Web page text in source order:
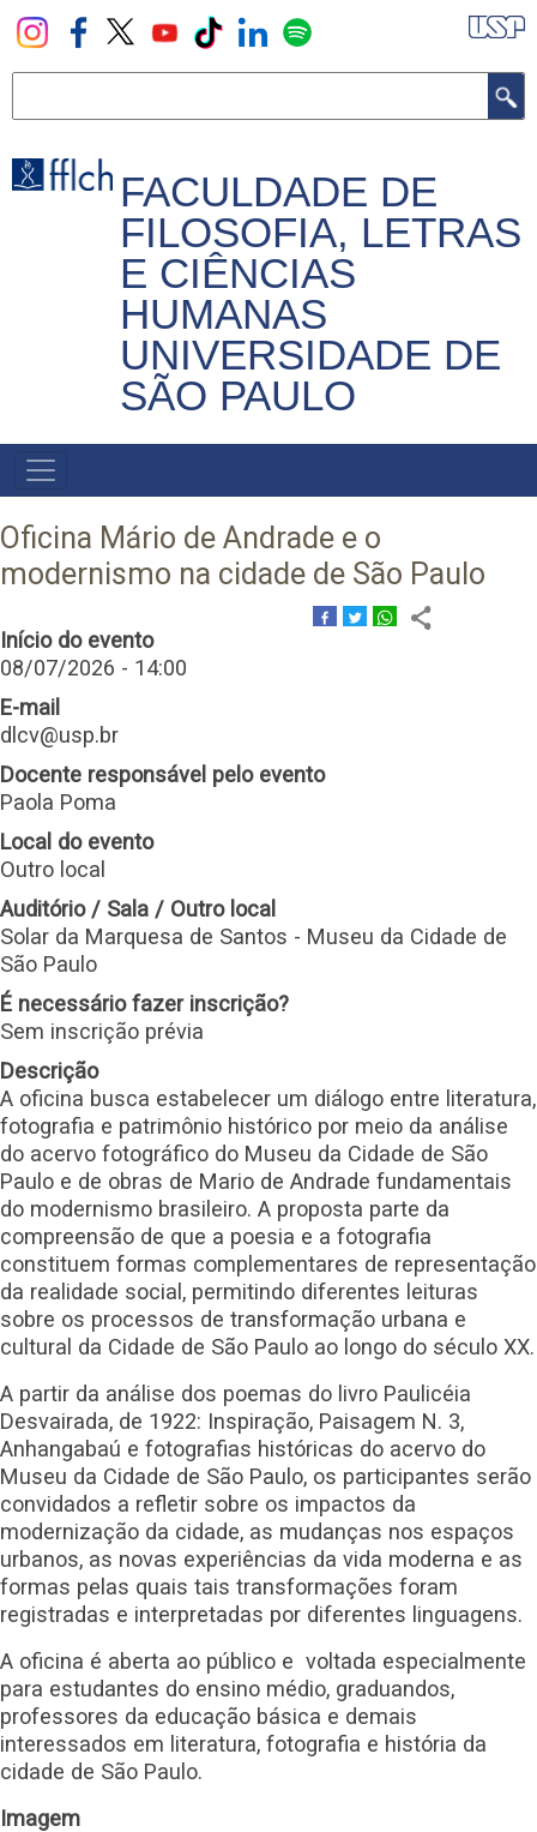
Pular
para
principal
FACULDADE DE
FILOSOFIA, LETRAS
E CIÊNCIAS
HUMANAS
UNIVERSIDADE DE
SÃO PAULO
NAVEGADOR
PRINCIPAL
Oficina Mário de Andrade e o
modernismo na cidade de São Paulo
Início do evento
08/07/2026 - 14:00
E-mail
dlcv@usp.br
Docente responsável pelo evento
Paola Poma
Local do evento
Outro local
Auditório / Sala / Outro local
Solar da Marquesa de Santos - Museu da Cidade de
São Paulo
É necessário fazer inscrição?
Sem inscrição prévia
Descrição
A oficina busca estabelecer um diálogo entre literatura,
fotografia e patrimônio histórico por meio da análise
do acervo fotográfico do Museu da Cidade de São
Paulo e de obras de Mario de Andrade fundamentais
do modernismo brasileiro. A proposta parte da
compreensão de que a poesia e a fotografia
constituem formas complementares de representação
da realidade social, permitindo diferentes leituras
sobre os processos de transformação urbana e
cultural da Cidade de São Paulo ao longo do século XX.
A partir da análise dos poemas do livro Paulicéia
Desvairada, de 1922: Inspiração, Paisagem N. 3,
Anhangabaú e fotografias históricas do acervo do
Museu da Cidade de São Paulo, os participantes serão
convidados a refletir sobre os impactos da
modernização da cidade, as mudanças nos espaços
urbanos, as novas experiências da vida moderna e as
formas pelas quais tais transformações foram
registradas e interpretadas por diferentes linguagens.
A oficina é aberta ao público e voltada especialmente
para estudantes do ensino médio, graduandos,
professores da educação básica e demais
interessados em literatura, fotografia e história da
cidade de São Paulo.
Imagem